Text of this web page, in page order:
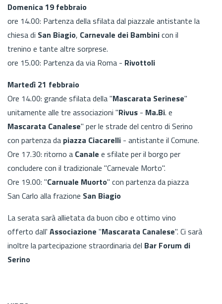
Domenica 19 febbraio
ore 14.00: Partenza della sfilata dal piazzale antistante la
chiesa di San Biagio, Carnevale dei Bambinicon il
trenino e tante altre sorprese.
ore 15.00: Partenza da via Roma - Rivottoli
Martedì 21 febbraio
Ore 14.00: grande sfilata della "Mascarata Serinese"
unitamente alle tre associazioni "Rivus - Ma.Bi. e
Mascarata Canalese" per le strade del centro di Serino
con partenza da piazza Ciacarelli - antistante il Comune.
Ore 17.30: ritorno a Canale e sfilate per il borgo per
concludere con il tradizionale "Carnevale Morto".
Ore 19.00: "Carnuale Muorto" con partenza da piazza
San Carlo alla frazione San Biagio
La serata sarà allietata da buon cibo e ottimo vino
offerto dall' Associazione "Mascarata Canalese". Ci sarà
inoltre la partecipazione straordinaria del Bar Forum di
Serino